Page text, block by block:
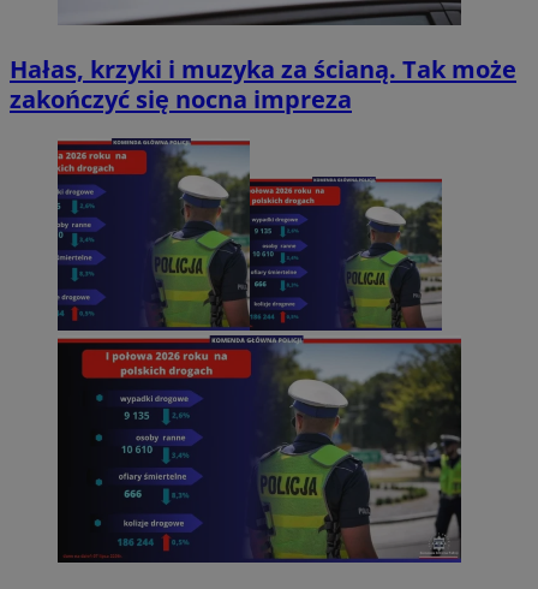
Hałas, krzyki i muzyka za ścianą. Tak może
zakończyć się nocna impreza